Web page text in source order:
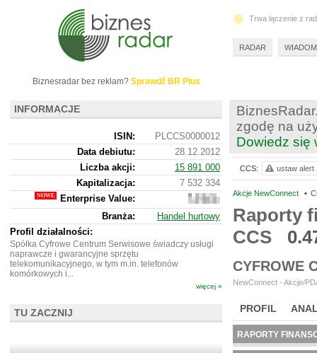
zgodę na
Dowiedz się
Akcje NewConnect •
Raporty
CCS
CYFROWE
NewConnect - Akcje/
PROFIL
BR LAB
RAPORTY
CCS: ustaw alert
Biznesradar bez reklam? Sprawdź BR Plus
INFORMACJE
ISIN:
PLCCS0000012
Data debiutu:
28.12.2012
Liczba akcji:
15 891 000
Kapitalizacja:
7 532 334
Enterprise Value:
4
746
334
Branża:
Handel hurtowy
Profil działalności:
Spółka Cyfrowe Centrum Serwisowe świadczy usługi
naprawcze i gwarancyjne sprzętu
telekomunikacyjnego, w tym m.in. telefonów
komórkowych i...
więcej »
TU ZACZNIJ
Trwa łączenie z
RADAR